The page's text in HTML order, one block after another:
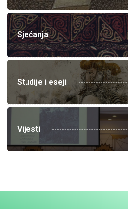
Sjećanja
Studije i eseji
Vijesti